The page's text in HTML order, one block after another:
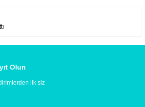
Olun
ilk siz